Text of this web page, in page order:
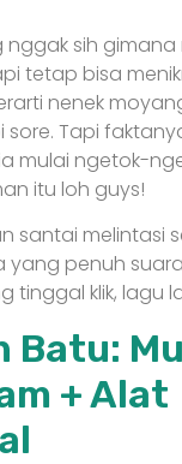
nggak sih
tetap bisa
nenek
Tapi
mulai ngetok-
itu loh guys!
santai melintasi
yang penuh
tinggal klik, lagu
Batu:
+ Alat